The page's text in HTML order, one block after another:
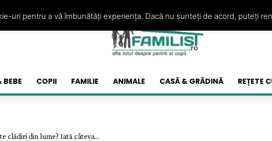
BEBE COPII FAMILIE ANIMALE CASĂ & GRĂDINĂ REȚETE
clădiri din lume? Iată câteva...
uri pentru a vă îmbunătăți experiența. Dacă nu sunteți de acord, puteți